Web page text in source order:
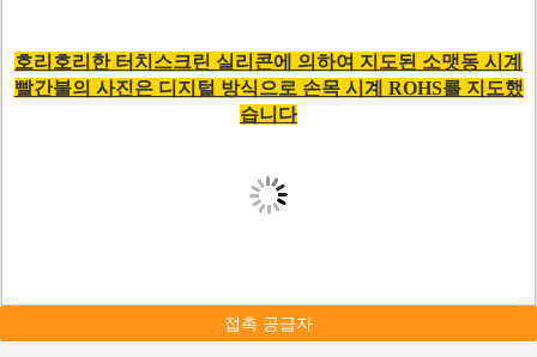
호리호리한 터치스크린 실리콘에 의하여 지도된 소맷동 시계
빨간불의 사진은 디지털 방식으로 손목 시계 ROHS를 지도했
습니다
접촉 공급자